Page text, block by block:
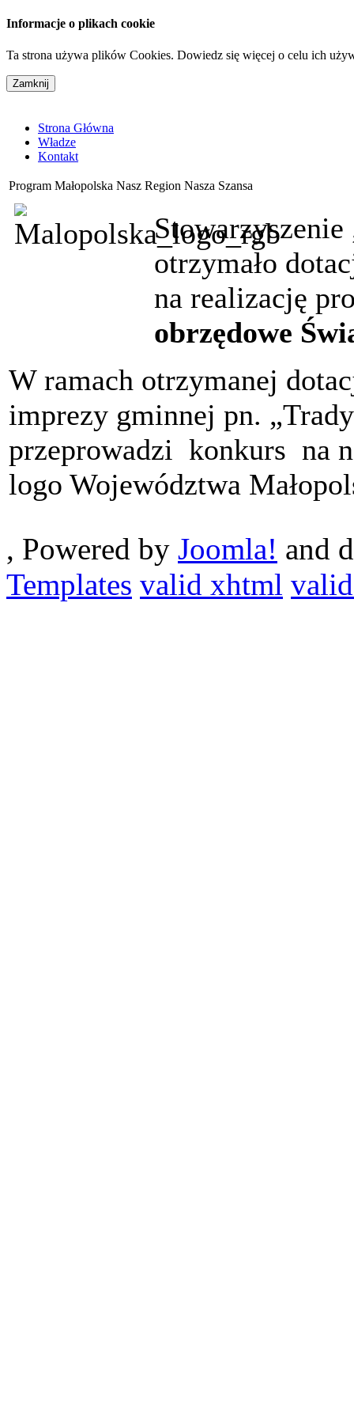
Informacje o plikach cookie
Ta strona używa plików Cookies. Dowiedz się więcej o celu ich
Strona Główna
Władze
Kontakt
Program Małopolska Nasz Region Nasza Szansa
Stowarzyszenie
otrzymało
na realizację
obrzędowe
W ramach otrzymanej
imprezy gminnej pn.
przeprowadzi konkurs na
logo Województwa
, Powered by Joomla! and
Templates valid xhtml